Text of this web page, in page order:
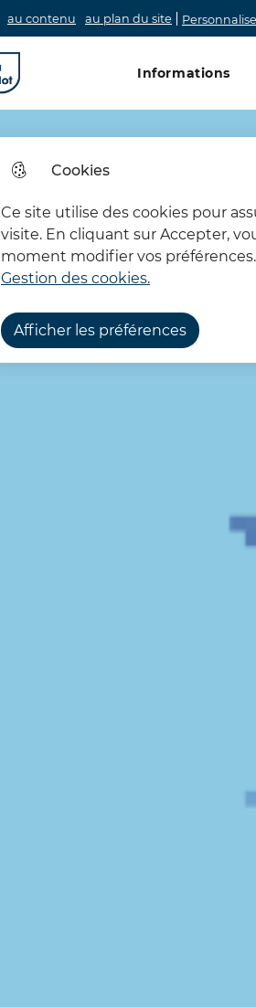
Cookies
Ce site utilise des cookies pour
visite. En cliquant sur Accepter,
moment modifier vos
Gestion des cookies.
Afficher les préférences
au contenu au plan du site
Informations